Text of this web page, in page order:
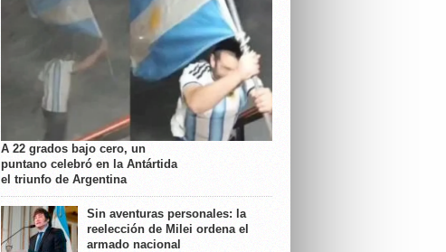
A 22 grados bajo cero, un
puntano celebró en la Antártida
el triunfo de Argentina
Sin aventuras personales: la
reelección de Milei ordena el
armado nacional